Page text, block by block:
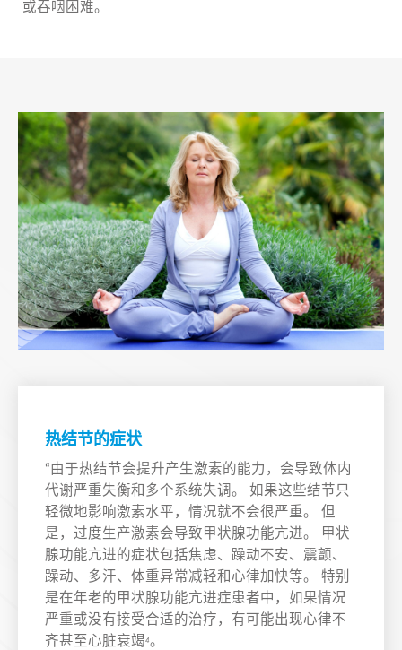
或吞咽困难。
热结节的症状
“由于热结节会提升产生激素的能力，会导致体内
代谢严重失衡和多个系统失调。 如果这些结节只
轻微地影响激素水平，情况就不会很严重。 但
是，过度生产激素会导致甲状腺功能亢进。 甲状
腺功能亢进的症状包括焦虑、躁动不安、震颤、
躁动、多汗、体重异常减轻和心律加快等。 特别
是在年老的甲状腺功能亢进症患者中，如果情况
严重或没有接受合适的治疗，有可能出现心律不
齐甚至心脏衰竭4。